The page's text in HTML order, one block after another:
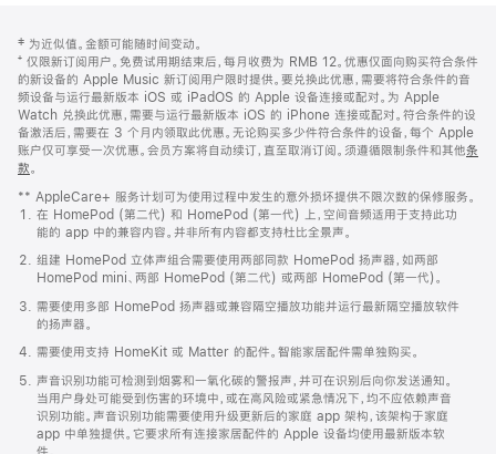
页
页
脚
注
‡ 为近似值。金额可能随时间变动。
⁺ 仅限新订阅用户。免费试用期结束后，每月收费为 RMB 12。优惠仅面向购买符合条件
的新设备的 Apple Music 新订阅用户限时提供。要兑换此优惠，需要将符合条件的音
频设备与运行最新版本 iOS 或 iPadOS 的 Apple 设备连接或配对。为 Apple
Watch 兑换此优惠，需要与运行最新版本 iOS 的 iPhone 连接或配对。符合条件的设
备激活后，需要在 3 个月内领取此优惠。无论购买多少件符合条件的设备，每个 Apple
账户仅可享受一次优惠。会员方案将自动续订，直至取消订阅。须遵循限制条件和其他条
款。
窗
口
中
打
开)
** AppleCare+ 服务计划可为使用过程中发生的意外损坏提供不限次数的保修服务。
在 HomePod (第二代) 和 HomePod (第一代) 上，空间音频适用于支持此功
能的 app 中的兼容内容。并非所有内容都支持杜比全景声。
组建 HomePod 立体声组合需要使用两部同款 HomePod 扬声器，如两部
HomePod mini、两部 HomePod (第二代) 或两部 HomePod (第一代)。
需要使用多部 HomePod 扬声器或兼容隔空播放功能并运行最新隔空播放软件
的扬声器。
需要使用支持 HomeKit 或 Matter 的配件。智能家居配件需单独购买。
声音识别功能可检测到烟雾和一氧化碳的警报声，并可在识别后向你发送通知。
当用户身处可能受到伤害的环境中，或在高风险或紧急情况下，均不应依赖声音
识别功能。声音识别功能需要使用升级更新后的家庭 app 架构，该架构于家庭
app 中单独提供。它要求所有连接家居配件的 Apple 设备均使用最新版本软